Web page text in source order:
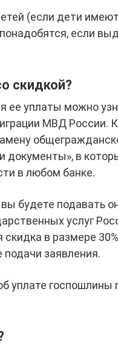
(если дети
если
скидкой?
ее уплаты можно
МВД России.
документы», в
в любом банке.
будете подавать
услуг
в размере
заявления.
уплате госпошлины